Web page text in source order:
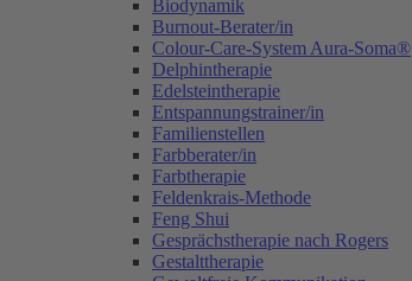
Biodynamik
Burnout-Berater/in
Colour-Care-System Aura-Soma®
Delphintherapie
Edelsteintherapie
Entspannungstrainer/in
Familienstellen
Farbberater/in
Farbtherapie
Feldenkrais-Methode
Feng Shui
Gesprächstherapie nach Rogers
Gestalttherapie